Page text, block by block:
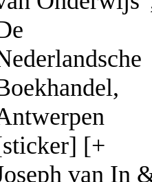
[+
van In